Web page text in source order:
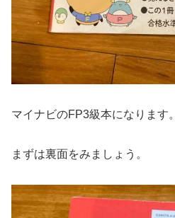
マイナビのFP3級本になります。
まずは裏面をみましょう。